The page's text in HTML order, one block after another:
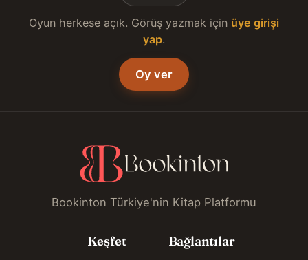
Oyun herkese açık. Görüş yazmak için üye girişi
yap.
Oy ver
Bookinton Türkiye'nin Kitap Platformu
Keşfet Bağlantılar